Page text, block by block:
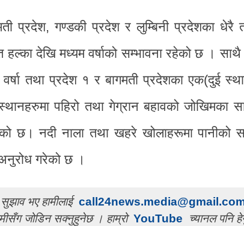
प्रदेश, गण्डकी प्रदेश र लुम्बिनी प्रदेशका धेरै
देखि मध्यम वर्षाको सम्भावना रहेको छ ।
तथा प्रदेश १ र बागमती प्रदेशका एक(दुई
स्थानहरुमा पहिरो तथा गेग्रान बहावको
छ। नदी नाला तथा खहरे खोलाहरूमा
गरेको छ ।
भए हामीलाई
जोडिन सक्नुहुनेछ । हाम्रो YouTube च्यानल पनि